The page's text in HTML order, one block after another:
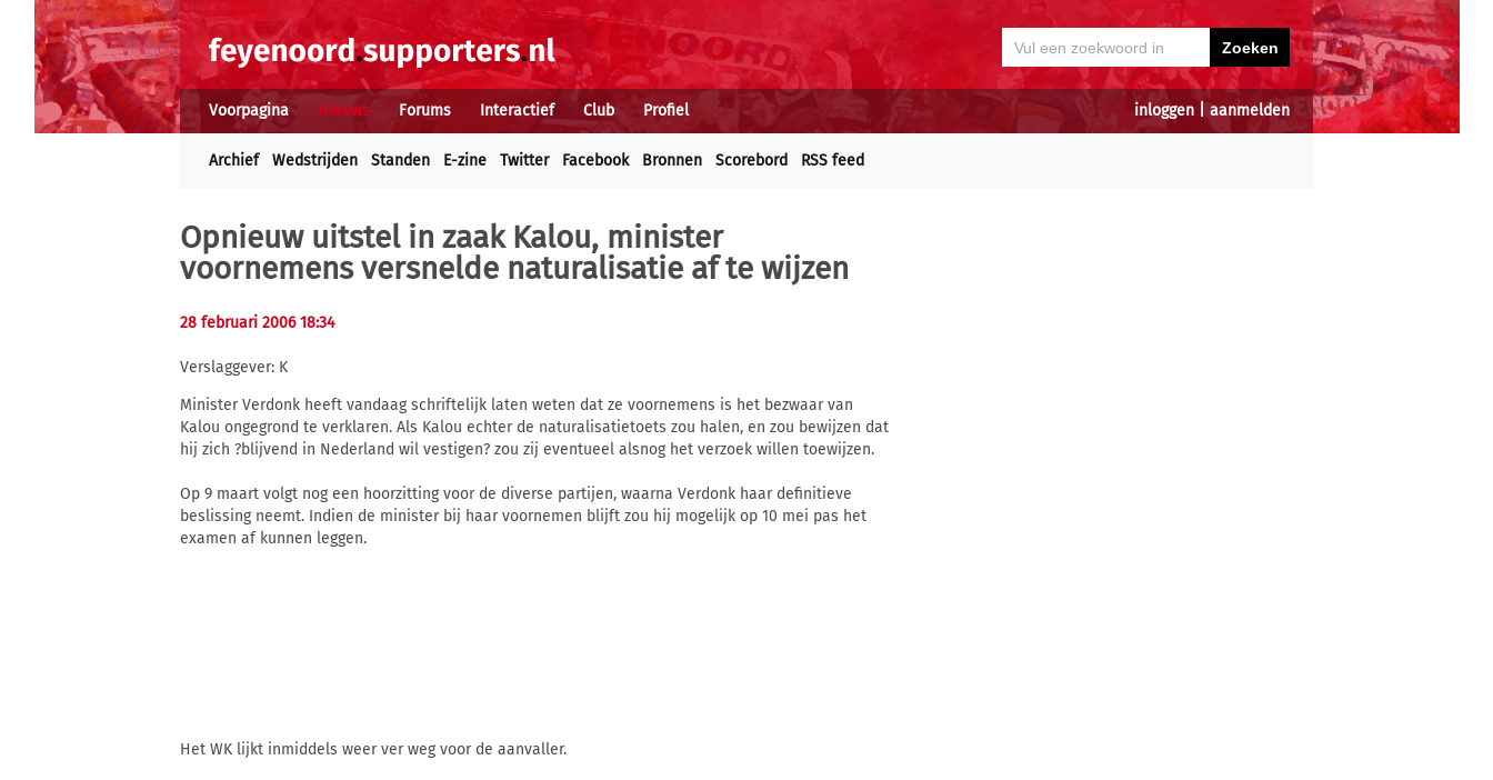
inloggen aanmelden
Voorpagina Nieuws Forums Interactief Club Profiel
Archief Wedstrijden Standen E-zine Twitter Facebook Bronnen Scorebord RSS feed
Opnieuw uitstel in zaak Kalou, minister
voornemens versnelde naturalisatie af te wijzen
28 februari 2006 18:34
Verslaggever: K
Minister Verdonk heeft vandaag schriftelijk laten weten dat ze voornemens is het bezwaar van
Kalou ongegrond te verklaren. Als Kalou echter de naturalisatietoets zou halen, en zou bewijzen dat
hij zich ?blijvend in Nederland wil vestigen? zou zij eventueel alsnog het verzoek willen toewijzen.
Op 9 maart volgt nog een hoorzitting voor de diverse partijen, waarna Verdonk haar definitieve
beslissing neemt. Indien de minister bij haar voornemen blijft zou hij mogelijk op 10 mei pas het
examen af kunnen leggen.
Het WK lijkt inmiddels weer ver weg voor de aanvaller.